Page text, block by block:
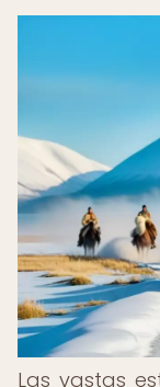
Las vastas